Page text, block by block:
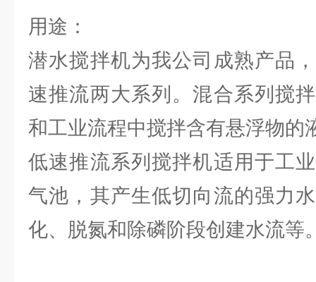
用途：
潜水搅拌机为我公司成熟产品
速推流两大系列。混合系列搅
和工业流程中搅拌含有悬浮物的
低速推流系列搅拌机适用于工
气池，其产生低切向流的强力
化、脱氮和除磷阶段创建水流等